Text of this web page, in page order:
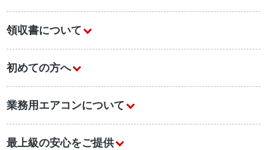
領収書について
初めての方へ
業務用エアコンについて
最上級の安心をご提供